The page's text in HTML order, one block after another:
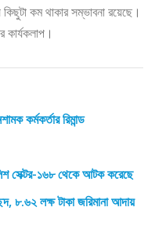
কিছুটা কম থাকার সম্ভাবনা রয়েছে।
কার্যকলাপ।
কর্মকর্তার রিমান্ড
সেক্টর-১৬৮ থেকে আটক করেছে
৮.৬২ লক্ষ টাকা জরিমানা আদায়